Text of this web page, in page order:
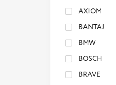
AXIOM
BANTAJ
BMW
BOSCH
BRAVE